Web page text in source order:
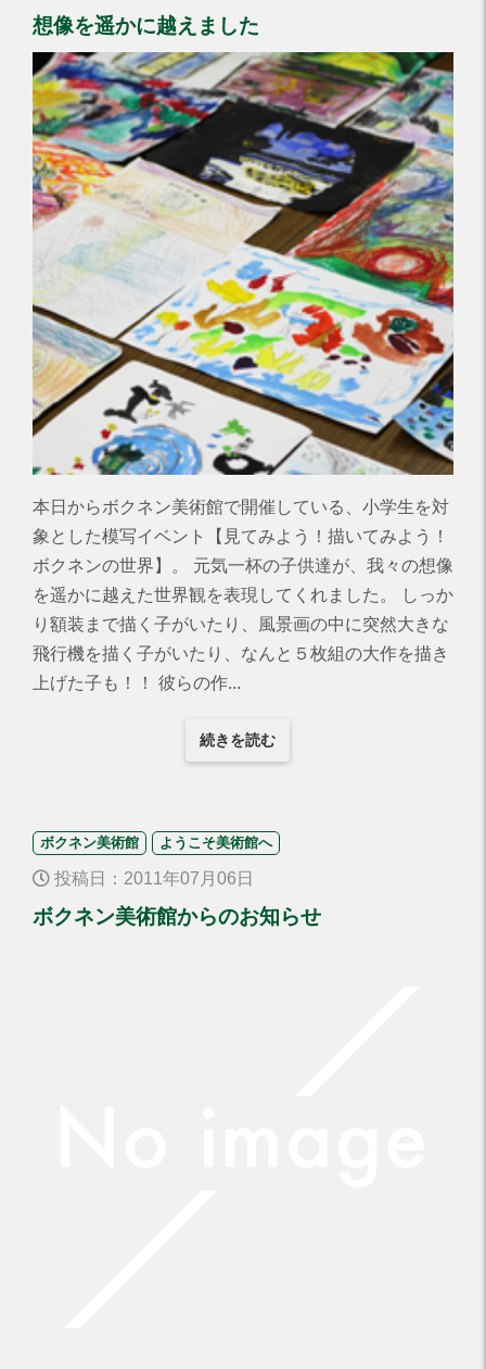
想像を遥かに越えました
本日からボクネン美術館で開催している、小学生を対
象とした模写イベント【見てみよう！描いてみよう！
ボクネンの世界】。 元気一杯の子供達が、我々の想像
を遥かに越えた世界観を表現してくれました。 しっか
り額装まで描く子がいたり、風景画の中に突然大きな
飛行機を描く子がいたり、なんと５枚組の大作を描き
上げた子も！！ 彼らの作...
続きを読む
ボクネン美術館 ようこそ美術館へ
投稿日：2011年07月06日
ボクネン美術館からのお知らせ